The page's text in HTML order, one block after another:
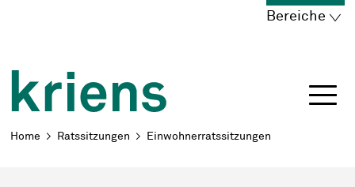
Navigieren in Kriens
Bereiche
Breadcrumb
Home Ratssitzungen Einwohnerratssitzungen